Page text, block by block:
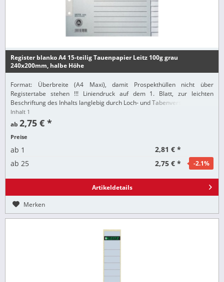
Register blanko A4 15-teilig Tauenpapier Leitz 100g grau
240x200mm, halbe Höhe
Format: Überbreite (A4 Maxi), damit Prospekthüllen nicht über
Registertabe stehen !!! Liniendruck auf dem 1. Blatt, zur leichten
Beschriftung des Inhalts langlebig durch Loch- und Tabenverstärkung
Inhalt 1
ab2,75 € *
Preise
ab 1
2,81 € *
ab 25 2,75 € * -2.1%
Artikeldetails
Merken